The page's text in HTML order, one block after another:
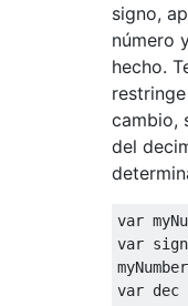
signo,
número
hecho.
cambio,
del
var
var sign
myNumber
var dec